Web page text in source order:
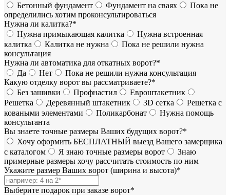
Бетонный фундамент
Фундамент на сваях
Пока не
определились хотим проконсультироваться
Нужна ли калитка?*
Нужна примыкающая калитка
Нужна встроенная
калитка
Калитка не нужна
Пока не решили нужна
консультация
Нужна ли автоматика для откатных ворот?*
Да
Нет
Пока не решили нужна консультация
Какую отделку ворот вы рассматриваете?*
Без зашивки
Профнастил
Евроштакетник
Решетка
Деревянный штакетник 3D сетка
Решетка с
коваными элементами
Поликарбонат
Нужна помощь
консультанта
Вы знаете точные размеры Ваших будущих ворот?*
Хочу оформить БЕСПЛАТНЫЙ выезд Вашего замерщика
с каталогом
Я знаю точные размеры ворот
Знаю
примерные размеры хочу рассчитать стоимость по ним
Укажите размер Ваших ворот (ширина и высота)*
Выберите подарок при заказе ворот*